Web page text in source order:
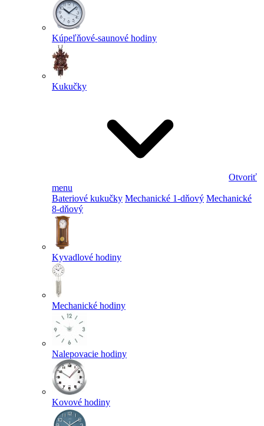
Kúpeľňové-saunové hodiny
Kukučky
Otvoriť
menu
Bateriové kukučky Mechanické 1-dňový Mechanické
8-dňový
Kyvadlové hodiny
Mechanické hodiny
Nalepovacie hodiny
Kovové hodiny